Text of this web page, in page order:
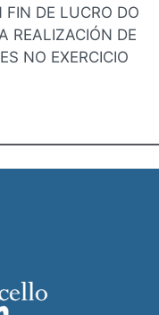
FIN DE LUCRO DO
REALIZACIÓN DE
NO EXERCICIO